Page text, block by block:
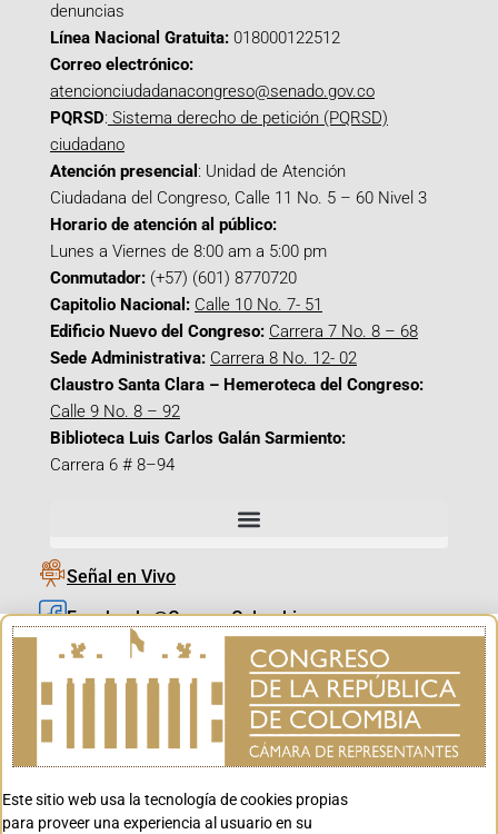
denuncias
Línea Nacional Gratuita: 018000122512
Correo electrónico:
atencionciudadanacongreso@senado.gov.co
PQRSD: Sistema derecho de petición (PQRSD)
ciudadano
Atención presencial : Unidad de Atención
Ciudadana del Congreso, Calle 11 No. 5 – 60 Nivel 3
Horario de atención al público:
Lunes a Viernes de 8:00 am a 5:00 pm
Conmutador: (+57) (601) 8770720
Capitolio Nacional: Calle 10 No. 7- 51
Edificio Nuevo del Congreso: Carrera 7 No. 8 – 68
Sede Administrativa: Carrera 8 No. 12- 02
Claustro Santa Clara – Hemeroteca del Congreso:
Calle 9 No. 8 – 92
Biblioteca Luis Carlos Galán Sarmiento:
Carrera 6 # 8–94
Señal en Vivo
Facebook_@CamaraColombia
Instagram_@CamaraColombia
X_@CamaraColombia
Youtube_@CamaraColombia
Youtube_@CanalCongreso
Este sitio web usa la tecnología de cookies propias
para proveer una experiencia al usuario en su